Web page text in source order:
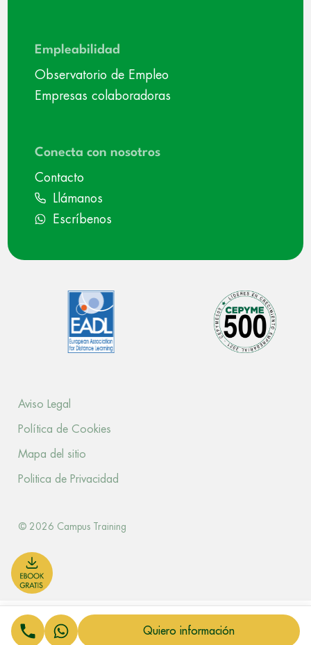
Empleabilidad
Observatorio de Empleo
Empresas colaboradoras
Conecta con nosotros
Contacto
Llámanos
Escríbenos
Aviso Legal
Política de Cookies
Mapa del sitio
Politica de Privacidad
© 2026 Campus Training
Quiero información